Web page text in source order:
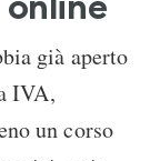
già aperto
IVA,
un corso